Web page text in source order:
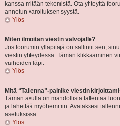
kanssa mitään tekemistä. Ota yhteyttä
annetun varoituksen syystä.
Ylös
Miten ilmoitan viestin valvojalle?
Jos foorumin ylläpitäjä on sallinut sen,
viestin yhteydessä. Tämän klikkaaminen
vaiheiden läpi.
Ylös
Mitä “Tallenna”-painike viestin
Tämän avulla on mahdollista tallentaa
ja lähettää myöhemmin. Avataksesi
asetuksissa.
Ylös